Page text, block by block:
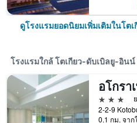
ดูโรงแรมยอดนิยมเพิ่มเติมในโตเ
โรงแรมใกล้ โตเกียว-ดับเบิลยู-อิน
3 ดาว
0.1 กม. จาก